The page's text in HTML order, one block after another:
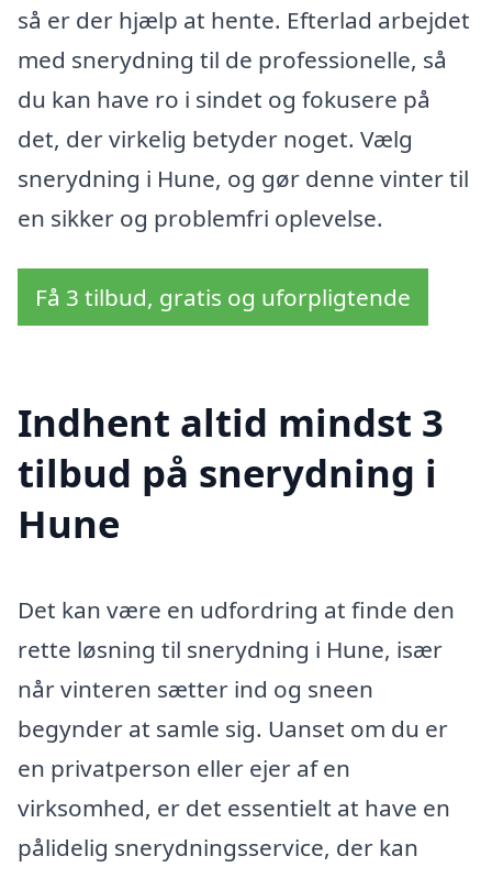
så er der hjælp at hente. Efterlad arbejdet
med snerydning til de professionelle, så
du kan have ro i sindet og fokusere på
det, der virkelig betyder noget. Vælg
snerydning i Hune, og gør denne vinter til
en sikker og problemfri oplevelse.
Få 3 tilbud, gratis og uforpligtende
Indhent altid mindst 3
tilbud på snerydning i
Hune
Det kan være en udfordring at finde den
rette løsning til snerydning i Hune, især
når vinteren sætter ind og sneen
begynder at samle sig. Uanset om du er
en privatperson eller ejer af en
virksomhed, er det essentielt at have en
pålidelig snerydningsservice, der kan